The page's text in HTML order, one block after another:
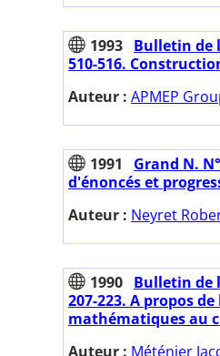
1993 Bulletin de
510-516.
Auteur : APMEP
1991
Grand N.
d'énoncés et
Auteur : Neyret
1990 Bulletin de
207-223. A propos
mathématiques au
Auteur : Méténier